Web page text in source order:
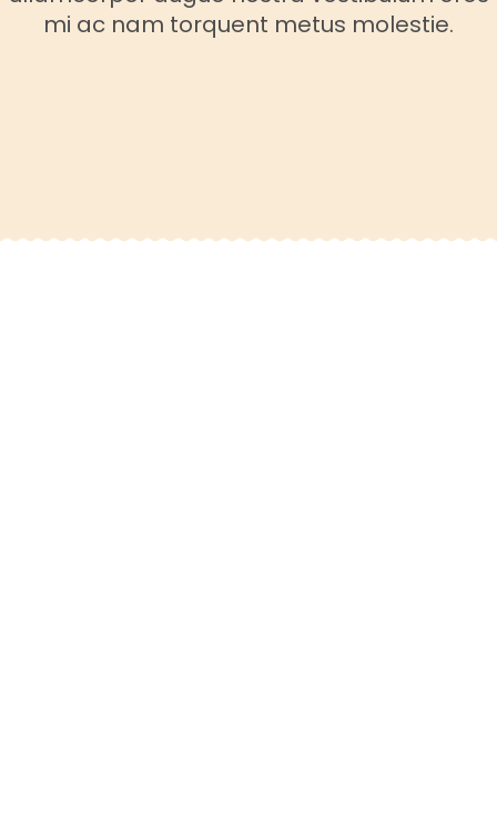
mi ac nam torquent metus molestie.